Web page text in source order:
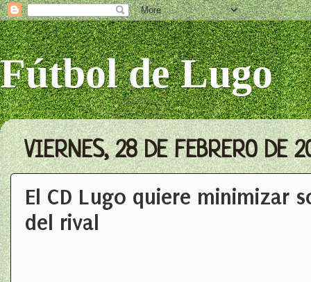
Fútbol de Lugo
VIERNES, 28 DE FEBRERO DE
El CD Lugo quiere minimizar
del rival